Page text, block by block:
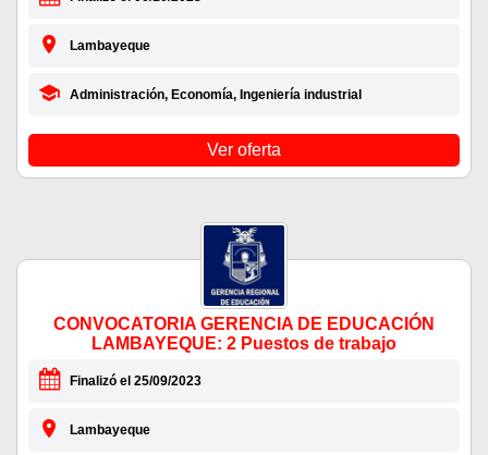
Lambayeque
Administración, Economía, Ingeniería industrial
Ver oferta
CONVOCATORIA GERENCIA DE EDUCACIÓN
LAMBAYEQUE: 2 Puestos de trabajo
Finalizó el 25/09/2023
Lambayeque